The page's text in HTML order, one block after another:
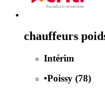
chauffeurs
Intérim
•Poissy (78)